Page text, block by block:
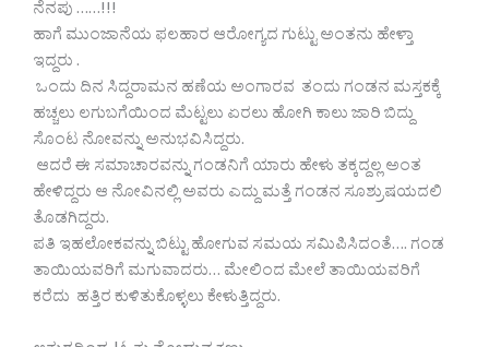
ನೆನಪು ……!!!
ಹಾಗೆ ಮುಂಜಾನೆಯ ಫಲಹಾರ ಆರೋಗ್ಯದ ಗುಟ್ಟು ಅಂತನು ಹೇಳ್ತಾ
ಇದ್ದರು .
ಒಂದು ದಿನ ಸಿದ್ದರಾಮನ ಹಣೆಯ ಅಂಗಾರವ ತಂದು ಗಂಡನ ಮಸ್ತಕಕ್ಕೆ
ಹಚ್ಚಲು ಲಗುಬಗೆಯಿಂದ ಮೆಟ್ಟಲು ಏರಲು ಹೋಗಿ ಕಾಲು ಜಾರಿ ಬಿದ್ದು
ಸೊಂಟ ನೋವನ್ನು ಅನುಭವಿಸಿದ್ದರು.
ಆದರೆ ಈ ಸಮಾಚಾರವನ್ನು‌ ಗಂಡನಿಗೆ ಯಾರು ಹೇಳು ತಕ್ಕದ್ದಲ್ಲ ಅಂತ
ಹೇಳಿದ್ದರು ಆ ನೋವಿನಲ್ಲಿ ಅವರು ಎದ್ದು ಮತ್ತೆ ಗಂಡನ ಸೂಶ್ರುಷಯದಲಿ
ತೊಡಗಿದ್ದರು.
ಪತಿ ಇಹಲೋಕವನ್ನು ಬಿಟ್ಟು ಹೋಗುವ ಸಮಯ ಸಮಿಪಿಸಿದಂತೆ…. ಗಂಡ
ತಾಯಿಯವರಿಗೆ ಮಗುವಾದರು… ಮೇಲಿಂದ ಮೇಲೆ ತಾಯಿಯವರಿಗೆ
ಕರೆದು ಹತ್ತಿರ ಕುಳಿತುಕೊಳ್ಳಲು ಕೇಳುತ್ತಿದ್ದರು.